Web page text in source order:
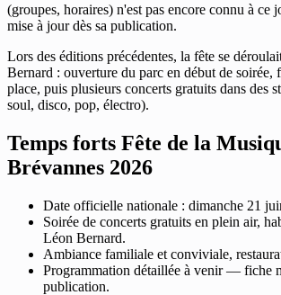
(groupes, horaires) n'est pas encore connu à ce
mise à jour dès sa publication.
Lors des éditions précédentes, la fête se
Bernard : ouverture du parc en début de soirée,
place, puis plusieurs concerts gratuits dans des
soul, disco, pop, électro).
Temps forts Fête de la
Brévannes 2026
Date officielle nationale : dimanche 21
Soirée de concerts gratuits en plein air,
Léon Bernard.
Ambiance familiale et conviviale,
Programmation détaillée à venir — fiche
publication.